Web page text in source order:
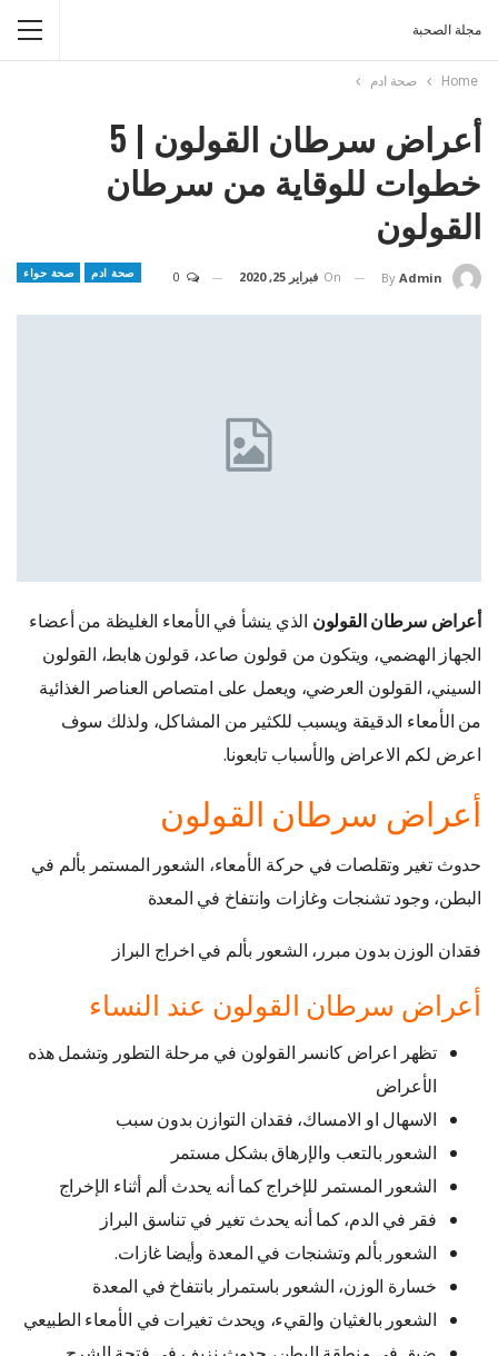
مجلة الصحبة
Home صحة ادم
أعراض سرطان القولون | 5
خطوات للوقاية من سرطان
القولون
صحة ادم صحة حواء By Admin
On فبراير 25, 2020
أعراض سرطان القولون الذي ينشأ في الأمعاء الغليظة من أعضاء
الجهاز الهضمي، ويتكون من قولون صاعد، قولون هابط، القولون
السيني، القولون العرضي، ويعمل على امتصاص العناصر الغذائية
من الأمعاء الدقيقة ويسبب للكثير من المشاكل، ولذلك سوف
اعرض لكم الاعراض والأسباب تابعونا.
أعراض سرطان القولون
حدوث تغير وتقلصات في حركة الأمعاء، الشعور المستمر بألم في
البطن، وجود تشنجات وغازات وانتفاخ في المعدة
فقدان الوزن بدون مبرر، الشعور بألم في اخراج البراز
أعراض سرطان القولون عند النساء
تظهر اعراض كانسر القولون في مرحلة التطور وتشمل هذه
الأعراض
الاسهال او الامساك، فقدان التوازن بدون سبب
الشعور بالتعب والإرهاق بشكل مستمر
الشعور المستمر للإخراج كما أنه يحدث ألم أثناء الإخراج
فقر في الدم، كما أنه يحدث تغير في تناسق البراز
الشعور بألم وتشنجات في المعدة وأيضا غازات.
خسارة الوزن، الشعور باستمرار بانتفاخ في المعدة
الشعور بالغثيان والقيء، ويحدث تغيرات في الأمعاء الطبيعي